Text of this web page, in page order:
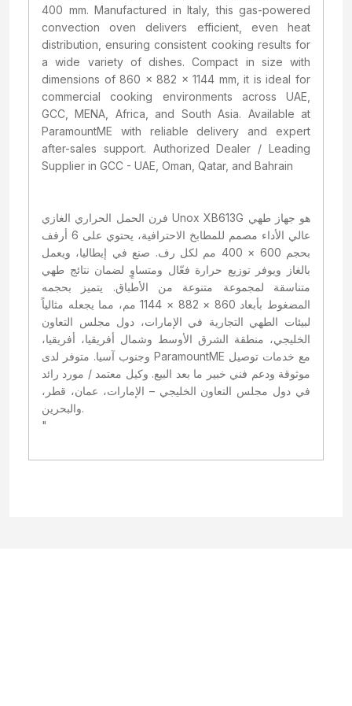
400 mm. Manufactured in Italy, this gas-powered
convection oven delivers efficient, even heat
distribution, ensuring consistent cooking results for
a wide variety of dishes. Compact in size with
dimensions of 860 x 882 x 1144 mm, it is ideal for
commercial cooking environments across UAE,
GCC, MENA, Africa, and South Asia. Available at
ParamountME with reliable delivery and expert
after-sales support. Authorized Dealer / Leading
Supplier in GCC - UAE, Oman, Qatar, and Bahrain
فرن الحمل الحراري الغازي Unox XB613G هو جهاز طهي
عالي الأداء مصمم للمطابخ الاحترافية، يحتوي على 6 أرفف
بحجم 600 × 400 مم لكل رف. صنع في إيطاليا، ويعمل
بالغاز ويوفر توزيع حرارة فعّال ومتساوٍ لضمان نتائج طهي
متناسقة لمجموعة متنوعة من الأطباق. يتميز بحجمه
المضغوط بأبعاد 860 × 882 × 1144 مم، مما يجعله مثالياً
لبيئات الطهي التجارية في الإمارات، دول مجلس التعاون
الخليجي، منطقة الشرق الأوسط وشمال أفريقيا، أفريقيا،
وجنوب آسيا. متوفر لدى ParamountME مع خدمات توصيل
موثوقة ودعم فني خبير ما بعد البيع. وكيل معتمد / مورد رائد
في دول مجلس التعاون الخليجي – الإمارات، عمان، قطر،
والبحرين.
"